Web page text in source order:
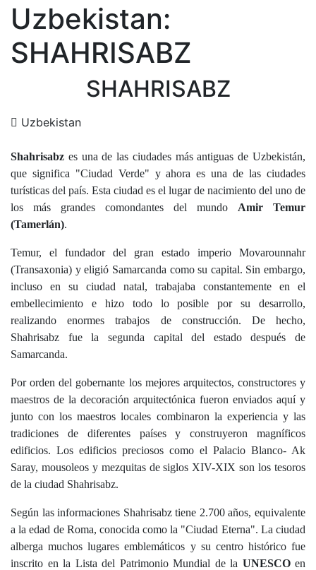
Uzbekistan:
SHAHRISABZ
SHAHRISABZ
Uzbekistan
Shahrisabz es una de las ciudades más antiguas de Uzbekistán,
que significa "Ciudad Verde" y ahora es una de las ciudades
turísticas del país. Esta ciudad es el lugar de nacimiento del uno de
los más grandes comondantes del mundo Amir Temur
(Tamerlán).
Temur, el fundador del gran estado imperio Movarounnahr
(Transaxonia) y eligió Samarcanda como su capital. Sin embargo,
incluso en su ciudad natal, trabajaba constantemente en el
embellecimiento e hizo todo lo posible por su desarrollo,
realizando enormes trabajos de construcción. De hecho,
Shahrisabz fue la segunda capital del estado después de
Samarcanda.
Por orden del gobernante los mejores arquitectos, constructores y
maestros de la decoración arquitectónica fueron enviados aquí y
junto con los maestros locales combinaron la experiencia y las
tradiciones de diferentes países y construyeron magníficos
edificios. Los edificios preciosos como el Palacio Blanco- Ak
Saray, mousoleos y mezquitas de siglos XIV-XIX son los tesoros
de la ciudad Shahrisabz.
Según las informaciones Shahrisabz tiene 2.700 años, equivalente
a la edad de Roma, conocida como la "Ciudad Eterna". La ciudad
alberga muchos lugares emblemáticos y su centro histórico fue
inscrito en la Lista del Patrimonio Mundial de la UNESCOen